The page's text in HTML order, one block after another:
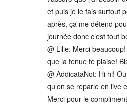
et puis je le fais surtout
après, ça me détend
journée donc c’est tout
@ Lilie: Merci
que la tenue te plaise!
@ AddicataNot: Hi hi!
qu’on se reparle en live
Merci pour le